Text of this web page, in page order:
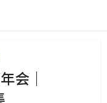
会｜